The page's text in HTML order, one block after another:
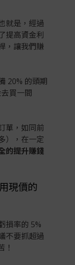
就是，經過
提高資金利
，讓我們賺
20% 的頭期
買一間
單，如同前
），在一定
的提升賺錢
現價的
損率的 5%
不要抓超過
！